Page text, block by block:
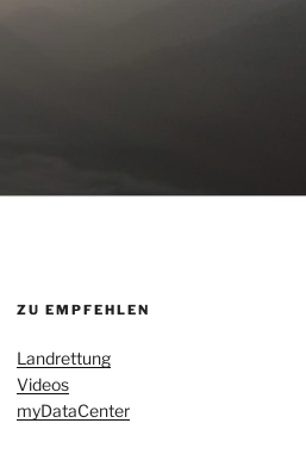
ZU EMPFEHLEN
Landrettung
Videos
myDataCenter